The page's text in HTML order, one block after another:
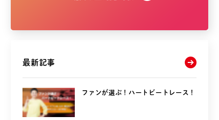
最新記事
ファンが選ぶ！ハートビートレース！